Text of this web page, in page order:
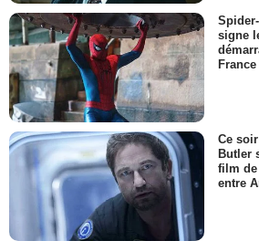
signe
France
Ce
Butler
film de
entre